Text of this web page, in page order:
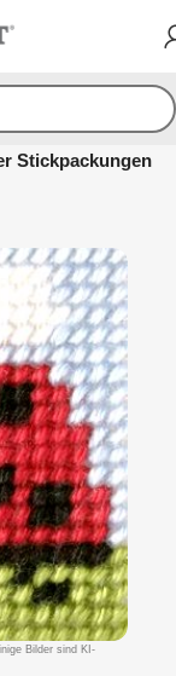
Stickpackungen
Bilder sind KI-